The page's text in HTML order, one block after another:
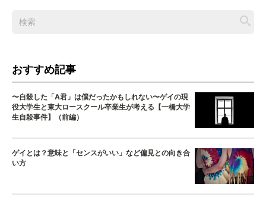
おすすめ記事
〜自殺した「A君」は僕だったかもしれない〜ゲイの現
役大学生と東大ロースクール卒業生が考える【一橋大学
生自殺事件】（前編）
ゲイとは？意味と「センスがいい」など偏見との向き合
い方